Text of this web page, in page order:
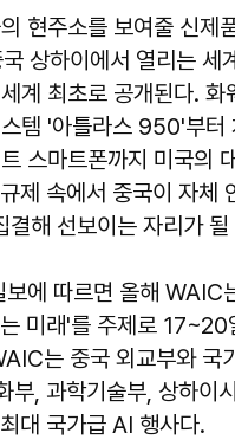
현주소를 보여줄 신제
상하이에서 열리는 세
계 최초로 공개된다. 화
템 '아틀라스 950'부터
스마트폰까지 미국의
제 속에서 중국이 자체
결해 선보이는 자리가 될
보에 따르면 올해 WAIC
미래'를 주제로 17~20
는 중국 외교부와 국
부, 과학기술부, 상하이
대 국가급 AI 행사다.